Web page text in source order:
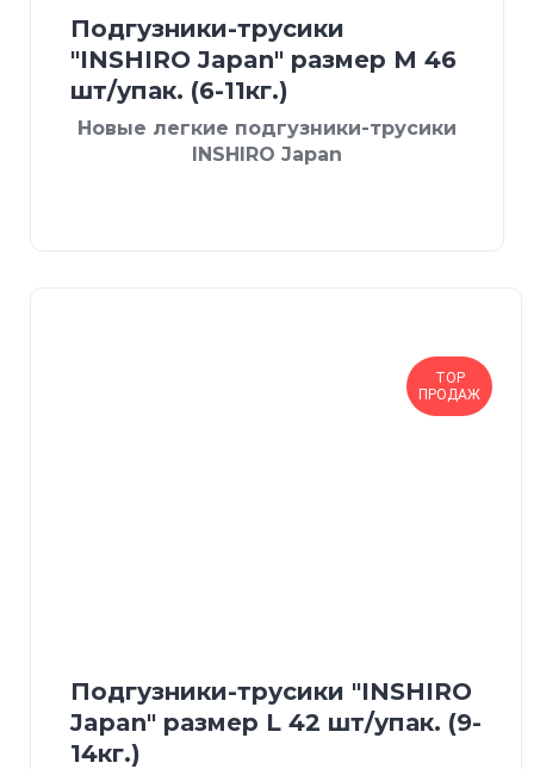
Подгузники-трусики
"INSHIRO Japan" размер М 46
шт/упак. (6-11кг.)
Новые легкие подгузники-трусики
INSHIRO Japan
TOP
ПРОДАЖ
Подгузники-трусики "INSHIRO
Japan" размер L 42 шт/упак. (9-
14кг.)